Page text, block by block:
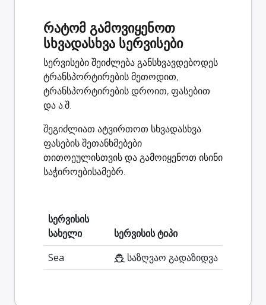
რატომ გამოვიყენოთ
სხვადასხვა სერვისები
სერვისები შეიძლება განსხვავდებოდეს
ტრანსპორტირების მეთოდით,
ტრანსპორტირების დროით, ფასებით
და ა.შ.
შეგიძლიათ ატვირთოთ სხვადასხვა
ფასების შეთანხმებები
თითოეულისთვის და გამოიყენოთ ისინი
საჭიროებისამებრ.
სერვისის
სახელი
სერვისის ტიპი
Sea
საზღვაო გადაზიდვა